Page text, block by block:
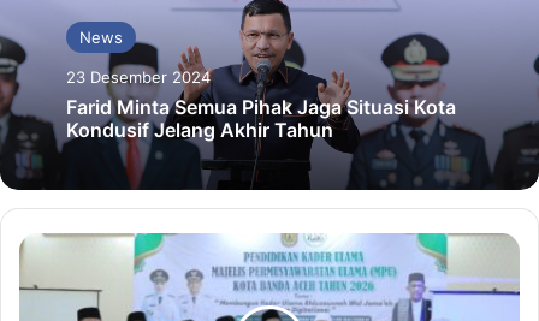
News
23 Desember 2024
Farid Minta Semua Pihak Jaga Situasi Kota
Kondusif Jelang Akhir Tahun